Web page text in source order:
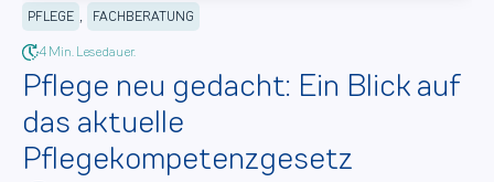
PFLEGE , FACHBERATUNG
4 Min. Lesedauer.
Pflege neu gedacht: Ein Blick auf
das aktuelle
Pflegekompetenzgesetz